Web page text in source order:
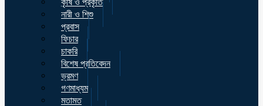
কৃষি ও প্রকৃতি
নারী ও শিশু
প্রবাস
ফিচার
চাকরি
বিশেষ প্রতিবেদন
ভ্রমণ
গণমাধ্যম
মতামত